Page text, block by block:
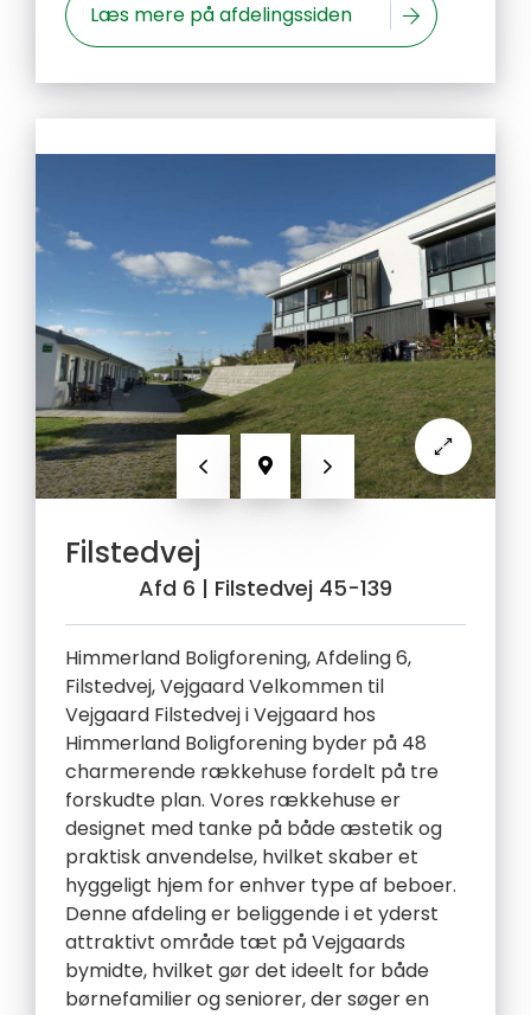
Læs mere på afdelingssiden
Forrige Næste
Filstedvej
Afd 6 | Filstedvej 45-139
Himmerland Boligforening, Afdeling 6,
Filstedvej, Vejgaard Velkommen til
Vejgaard Filstedvej i Vejgaard hos
Himmerland Boligforening byder på 48
charmerende rækkehuse fordelt på tre
forskudte plan. Vores rækkehuse er
designet med tanke på både æstetik og
praktisk anvendelse, hvilket skaber et
hyggeligt hjem for enhver type af beboer.
Denne afdeling er beliggende i et yderst
attraktivt område tæt på Vejgaards
bymidte, hvilket gør det ideelt for både
børnefamilier og seniorer, der søger en